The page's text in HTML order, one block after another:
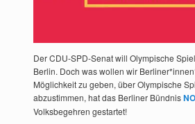
Der CDU-SPD-Senat will Olympische
Berlin. Doch was wollen wir
Möglichkeit zu geben, über Olympische
abzustimmen, hat das Berliner Bündnis
Volksbegehren gestartet!